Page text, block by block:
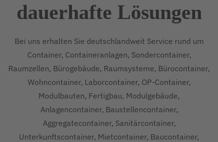
dauerhafte Lösungen
Bei uns erhalten Sie deutschlandweit Service rund um
Container, Containeranlagen, Sondercontainer,
Raumzellen, Bürogebäude, Raumsysteme, Bürocontainer,
Wohncontainer, Laborcontainer, OP-Container,
Modulbauten, Fertigbau, Modulgebäude,
Anlagencontainer, Baustellencontainer,
Aggregatecontainer, Sanitärcontainer,
Unterkunftscontainer, Mietcontainer, Baucontainer,